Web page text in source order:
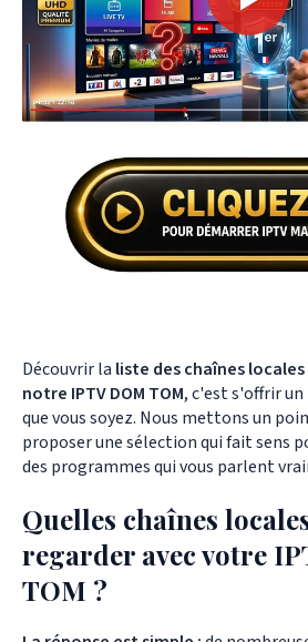
Découvrir la liste des chaînes
notre IPTV DOM TOM, c'est s'offrir un
que vous soyez. Nous mettons un
proposer une sélection qui fait sens
des programmes qui vous parlent
Quelles chaînes
regarder avec votre
TOM ?